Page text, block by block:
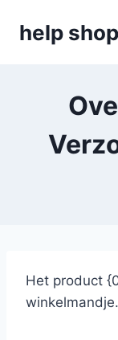
naarhelp shop
Het product
winkelmandje.